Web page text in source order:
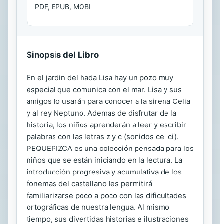
PDF, EPUB, MOBI
Sinopsis del Libro
En el jardín del hada Lisa hay un pozo muy
especial que comunica con el mar. Lisa y sus
amigos lo usarán para conocer a la sirena Celia
y al rey Neptuno. Además de disfrutar de la
historia, los niños aprenderán a leer y escribir
palabras con las letras z y c (sonidos ce, ci).
PEQUEPIZCA es una colección pensada para los
niños que se están iniciando en la lectura. La
introducción progresiva y acumulativa de los
fonemas del castellano les permitirá
familiarizarse poco a poco con las dificultades
ortográficas de nuestra lengua. Al mismo
tiempo, sus divertidas historias e ilustraciones